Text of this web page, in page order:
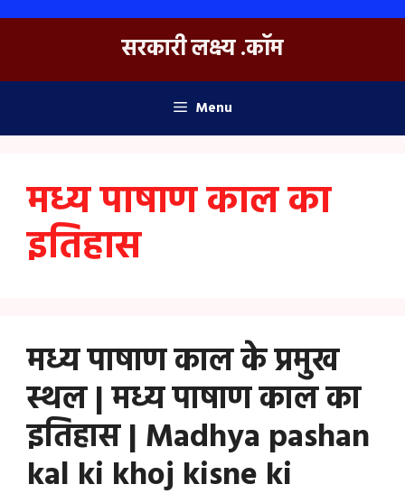
Skip
सरकारी लक्ष्य .कॉम
Menu
मध्य पाषाण काल का
इतिहास
मध्य पाषाण काल के प्रमुख
स्थल | मध्य पाषाण काल का
इतिहास | Madhya pashan
kal ki khoj kisne ki